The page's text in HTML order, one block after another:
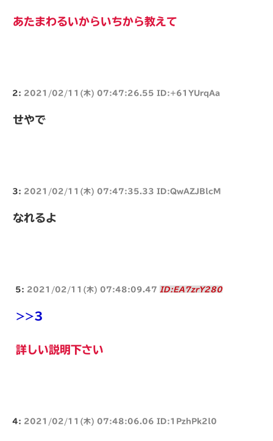
あたまわるいからいちから教えて
2: 2021/02/11(木) 07:47:26.55 ID:+61YUrqAa
せやで
3: 2021/02/11(木) 07:47:35.33 ID:QwAZJBlcM
なれるよ
5: 2021/02/11(木) 07:48:09.47 ID:EA7zrY280
>>3
詳しい説明下さい
4: 2021/02/11(木) 07:48:06.06 ID:1PzhPk2l0